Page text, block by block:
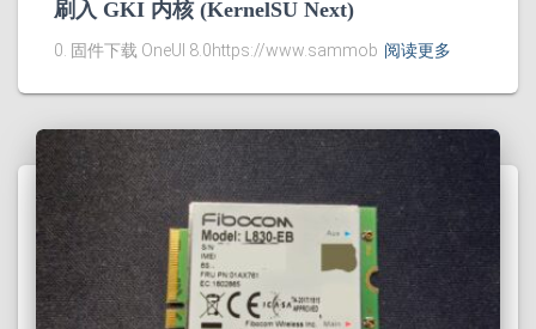
刷入 GKI 内核 (KernelSU Next)
0. 固件下载 OneUI 8.0https://www.sammob 阅读更多